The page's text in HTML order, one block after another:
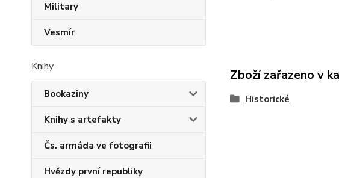
Military
Vesmír
Knihy
Bookaziny
Knihy s artefakty
Čs. armáda ve fotografii
Hvězdy první republiky
Zboží zařazeno v
Historické